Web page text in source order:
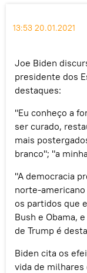
13:53 20.01.2021
Joe Biden
presidente dos
destaques:
"Eu conheço a
ser curado,
mais
branco"; "a
"A democracia
norte-
os partidos que
Bush e Obama,
de Trump é
Biden cita os
vida de milhares